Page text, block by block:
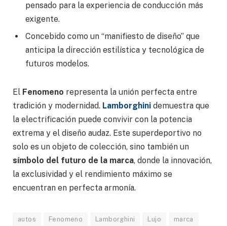
pensado para la experiencia de conducción más
exigente.
Concebido como un “manifiesto de diseño” que
anticipa la dirección estilística y tecnológica de
futuros modelos.
El Fenomeno representa la unión perfecta entre
tradición y modernidad. Lamborghini demuestra que
la electrificación puede convivir con la potencia
extrema y el diseño audaz. Este superdeportivo no
solo es un objeto de colección, sino también un
símbolo del futuro de la marca, donde la innovación,
la exclusividad y el rendimiento máximo se
encuentran en perfecta armonía.
autos Fenomeno Lamborghini Lujo marca